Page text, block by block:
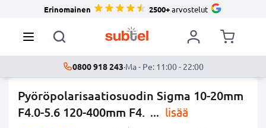
Erinomainen 2500+arvostelut
0800 918 243·Ma - Pe: 11:00 - 22:00
Pyöröpolarisaatiosuodin Sigma 10-20mm
F4.0-5.6 120-400mm F4. ... lisää